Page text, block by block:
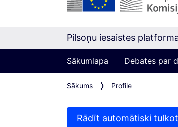
Pilsoņu iesaistes
Sākumlapa Debates par
Sākums Profile
Rādīt automātiski